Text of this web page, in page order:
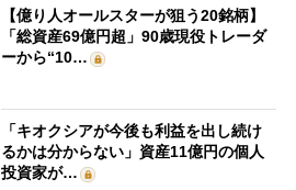
【億り人オールスターが狙う20銘柄】
「総資産69億円超」90歳現役トレーダ
ーから“10…
「キオクシアが今後も利益を出し続け
るかは分からない」資産11億円の個人
投資家が…